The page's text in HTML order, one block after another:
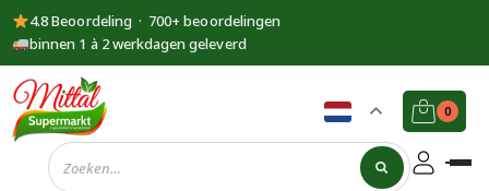
4.8 Beoordeling · 700+ beoordelingen
binnen 1 à 2 werkdagen geleverd
Supermarkt
Mittal
0